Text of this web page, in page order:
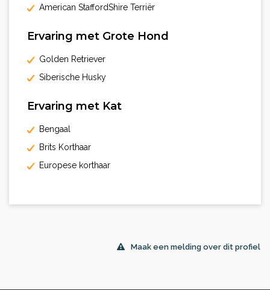
American StaffordShire Terriër
Ervaring met Grote Hond
Golden Retriever
Siberische Husky
Ervaring met Kat
Bengaal
Brits Korthaar
Europese korthaar
Maak een melding over dit profiel